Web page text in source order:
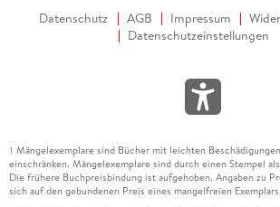
Datenschutz AGB Impressum
Datenschutzeinstellungen
1 Mängelexemplare sind Bücher mit leichten
einschränken. Mängelexemplare sind durch einen Stempel
Die frühere Buchpreisbindung ist aufgehoben. Angaben zu
sich auf den gebundenen Preis eines mangelfreien Exemplars.